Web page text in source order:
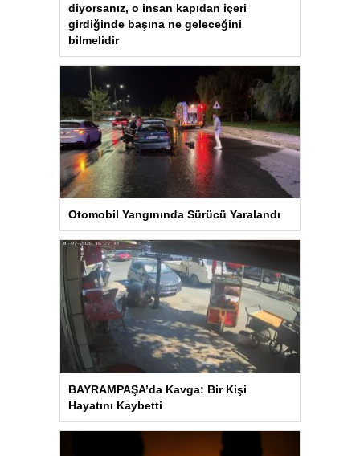
diyorsanız, o insan kapıdan içeri
girdiğinde başına ne geleceğini
bilmelidir
Otomobil Yangınında Sürücü Yaralandı
BAYRAMPAŞA’da Kavga: Bir Kişi
Hayatını Kaybetti